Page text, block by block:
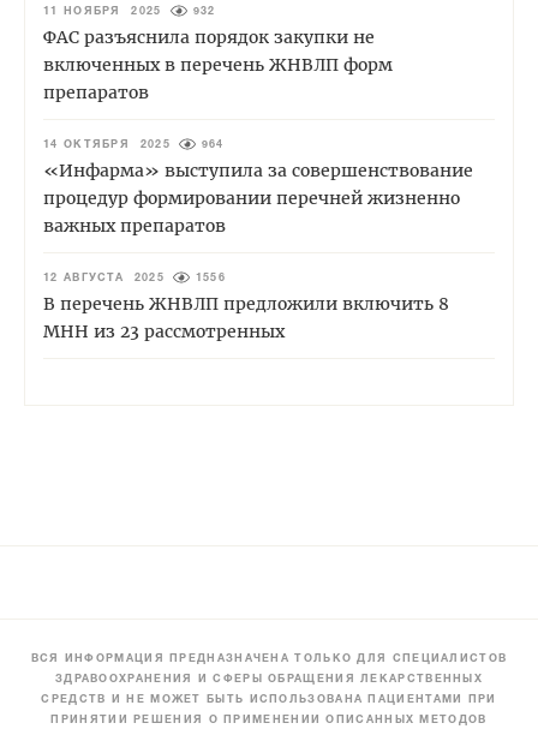
11 НОЯБРЯ 2025 932
ФАС разъяснила порядок закупки не
включенных в перечень ЖНВЛП форм
препаратов
14 ОКТЯБРЯ 2025 964
«Инфарма» выступила за совершенствование
процедур формировании перечней жизненно
важных препаратов
12 АВГУСТА 2025 1556
В перечень ЖНВЛП предложили включить 8
МНН из 23 рассмотренных
ВСЯ ИНФОРМАЦИЯ ПРЕДНАЗНАЧЕНА ТОЛЬКО ДЛЯ СПЕЦИАЛИСТОВ
ЗДРАВООХРАНЕНИЯ И СФЕРЫ ОБРАЩЕНИЯ ЛЕКАРСТВЕННЫХ
СРЕДСТВ И НЕ МОЖЕТ БЫТЬ ИСПОЛЬЗОВАНА ПАЦИЕНТАМИ ПРИ
ПРИНЯТИИ РЕШЕНИЯ О ПРИМЕНЕНИИ ОПИСАННЫХ МЕТОДОВ